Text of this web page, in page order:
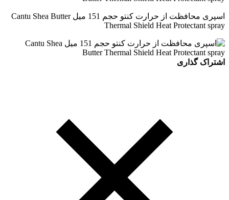
اسپری محافظت از حرارت کنتو حجم 151 میل Cantu Shea Butter
Thermal Shield Heat Protectant spray
اشتراک گذاری